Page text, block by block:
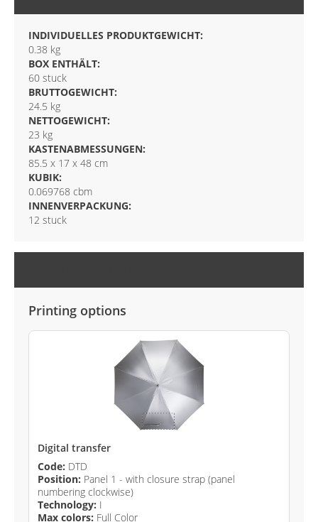
INDIVIDUELLES PRODUKTGEWICHT:
0.38 kg
BOX ENTHÄLT:
60 stuck
BRUTTOGEWICHT:
24.5 kg
NETTOGEWICHT:
23 kg
KASTENABMESSUNGEN:
85.5 x 17 x 48 cm
KUBIK:
0.069768 cbm
INNENVERPACKUNG:
12 stuck
Printing options
Digital transfer
Code: DTD
Position: Panel 1 - with closure strap (panel
numbering clockwise)
Technology: I
Max colors: Full Color